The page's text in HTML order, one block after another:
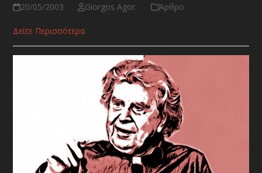
20/05/2003 Giorgos Agor. Άρθρο
Δείτε Περισσότερα